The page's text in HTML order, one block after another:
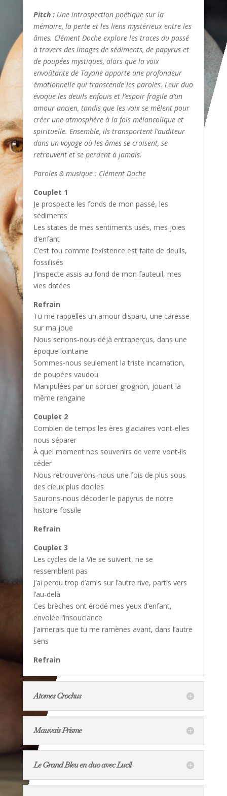
Pitch :Une introspection poétique sur la
mémoire, la perte et les liens mystérieux entre les
âmes. Clément Doche explore les traces du passé
à travers des images de sédiments, de papyrus et
de poupées mystiques, alors que la voix
envoûtante de Tayane apporte une profondeur
émotionnelle qui transcende les paroles. Leur duo
évoque les deuils enfouis et l’espoir fragile d’un
amour ancien, tandis que les voix se mêlent pour
créer une atmosphère à la fois mélancolique et
spirituelle. Ensemble, ils transportent l’auditeur
dans un voyage où les âmes se croisent, se
retrouvent et se perdent à jamais.
Paroles & musique : Clément Doche
Couplet 1
Je prospecte les fonds de mon passé, les
sédiments
Les states de mes sentiments usés, mes joies
d’enfant
C’est fou comme l’existence est faite de deuils,
fossilisés
J’inspecte assis au fond de mon fauteuil, mes
vies datées
Refrain
Tu me rappelles un amour disparu, une caresse
sur ma joue
Nous serions-nous déjà entraperçus, dans une
époque lointaine
Sommes-nous seulement la triste incarnation,
de poupées vaudou
Manipulées par un sorcier grognon, jouant la
même rengaine
Couplet 2
Combien de temps les ères glaciaires vont-elles
nous séparer
À quel moment nos souvenirs de verre vont-ils
céder
Nous retrouverons-nous une fois de plus sous
des cieux plus dociles
Saurons-nous décoder le papyrus de notre
histoire fossile
Refrain
Couplet 3
Les cycles de la Vie se suivent, ne se
ressemblent pas
J’ai perdu trop d’amis sur l’autre rive, partis vers
l’au-delà
Ces brèches ont érodé mes yeux d’enfant,
envolée l’insouciance
J’aimerais que tu me ramènes avant, dans l’autre
sens
Refrain
Atomes Crochus
Mauvais Prisme
Le Grand Bleu en duo avec Lucil